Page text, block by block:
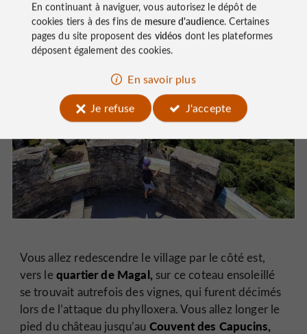
Vous allez redescendre le village par le côté est,
vers lequartier de Magal, sur ce coteau ensoleillé
se trouvait autrefois des vignes, qui furent décimés
lors de l’attaque du phylloxera. Vous allez longer le
pied du château jusqu’au Couvent des Capucins,
En continuant à naviguer, vous autorisez le dépôt de
cookies tiers à des fins de mesure d'audience. Certaines
pages du site proposent des vidéos dont les plateformes
déposent également des cookies.
En savoir plus
Je refuse
J'accepte